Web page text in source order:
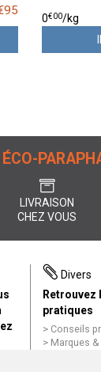
95
0€00/kg
ÉCO-
LIVRAISON
CHEZ VOUS
Divers
Retrouvez
pratiques
Conseils
Marques